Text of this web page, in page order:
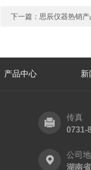
下一篇： 思辰仪器热销
产品中心 新
传真
0731-
公司
湖南